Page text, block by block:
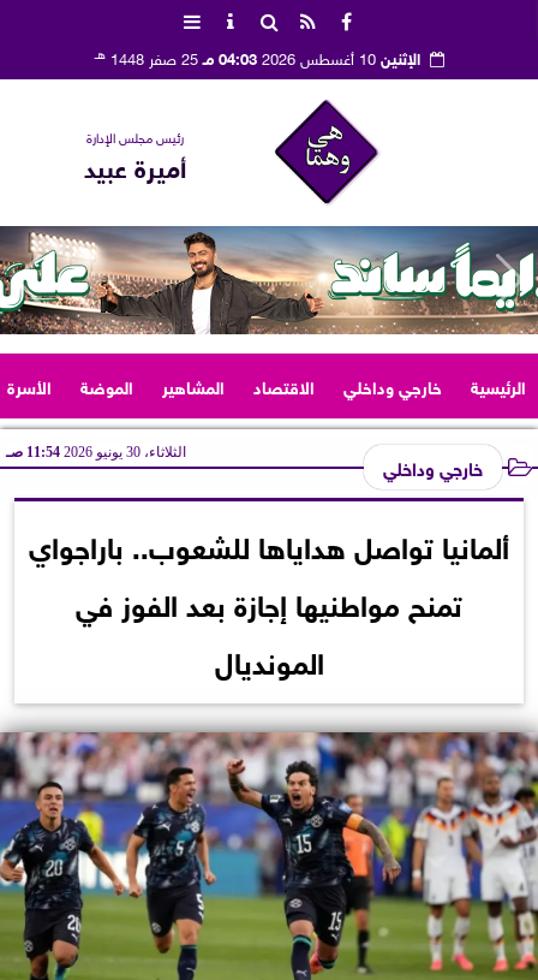
الإثنين10 أغسطس 2026 04:03 مـ 25 صفر 1448 هـ
رئيس مجلس الإدارة
أميرة عبيد
الرئيسية خارجي وداخلي الاقتصاد المشاهير الموضة الأسرة
خارجي وداخلي الثلاثاء، 30 يونيو 2026 11:54 صـ
ألمانيا تواصل هداياها للشعوب.. باراجواي
تمنح مواطنيها إجازة بعد الفوز في
المونديال